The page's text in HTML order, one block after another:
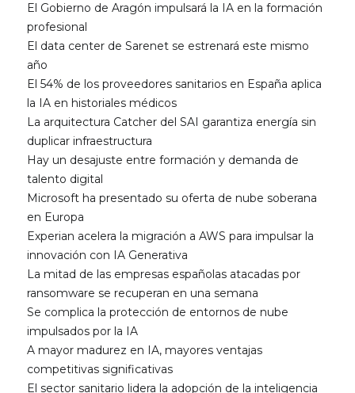
El Gobierno de Aragón impulsará la IA en la formación
profesional
El data center de Sarenet se estrenará este mismo
año
El 54% de los proveedores sanitarios en España aplica
la IA en historiales médicos
La arquitectura Catcher del SAI garantiza energía sin
duplicar infraestructura
Hay un desajuste entre formación y demanda de
talento digital
Microsoft ha presentado su oferta de nube soberana
en Europa
Experian acelera la migración a AWS para impulsar la
innovación con IA Generativa
La mitad de las empresas españolas atacadas por
ransomware se recuperan en una semana
Se complica la protección de entornos de nube
impulsados por la IA
A mayor madurez en IA, mayores ventajas
competitivas significativas
El sector sanitario lidera la adopción de la inteligencia